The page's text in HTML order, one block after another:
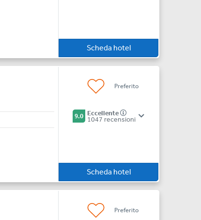
Scheda hotel
Preferito
9.0 Eccellente
1047 recensioni
Scheda hotel
Preferito